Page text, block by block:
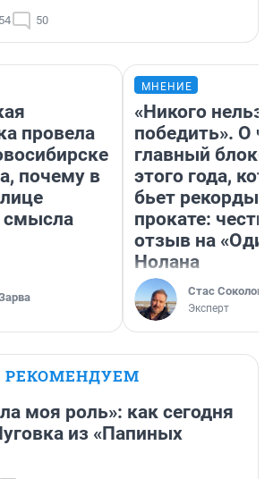
50
провела
почему в
смысла
МНЕНИЕ
«Никого нельзя
победить». О
главный
этого года,
бьет рекорды в
прокате:
отзыв на
Нолана
Стас Соколов
Эксперт
РЕКОМЕНДУЕМ
моя роль»: как сегодня
из «Папиных